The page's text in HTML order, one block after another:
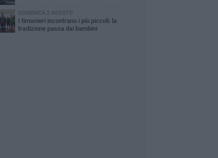
DOMENICA 2 AGOSTO
I timonieri incontrano i più piccoli: la
tradizione passa dai bambini